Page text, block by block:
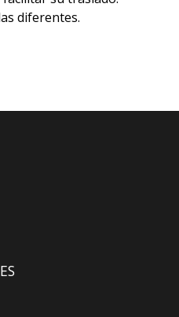
diferentes.